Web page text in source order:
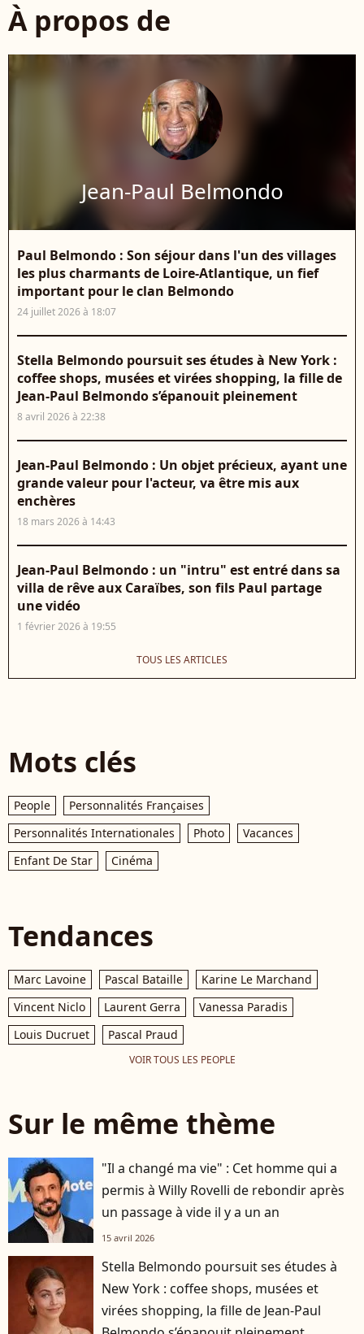
À propos de
Jean-Paul Belmondo
Paul Belmondo : Son séjour dans l'un des villages
les plus charmants de Loire-Atlantique, un fief
important pour le clan Belmondo
24 juillet 2026 à 18:07
Stella Belmondo poursuit ses études à New York :
coffee shops, musées et virées shopping, la fille de
Jean-Paul Belmondo s’épanouit pleinement
8 avril 2026 à 22:38
Jean-Paul Belmondo : Un objet précieux, ayant une
grande valeur pour l'acteur, va être mis aux
enchères
18 mars 2026 à 14:43
Jean-Paul Belmondo : un "intru" est entré dans sa
villa de rêve aux Caraïbes, son fils Paul partage
une vidéo
1 février 2026 à 19:55
TOUS LES ARTICLES
Mots clés
People
Personnalités Françaises
Personnalités Internationales
Photo
Vacances
Enfant De Star
Cinéma
Tendances
Marc Lavoine Pascal Bataille
Karine Le Marchand
Vincent Niclo
Laurent Gerra
Vanessa Paradis
Louis Ducruet
Pascal Praud
VOIR TOUS LES PEOPLE
Sur le même thème
"Il a changé ma vie" : Cet homme qui a
permis à Willy Rovelli de rebondir après
un passage à vide il y a un an
15 avril 2026
Stella Belmondo poursuit ses études à
New York : coffee shops, musées et
virées shopping, la fille de Jean-Paul